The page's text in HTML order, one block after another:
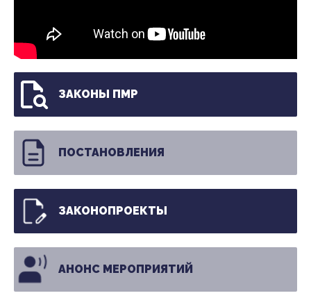
ЗАКОНЫ ПМР
ПОСТАНОВЛЕНИЯ
ЗАКОНОПРОЕКТЫ
АНОНС МЕРОПРИЯТИЙ